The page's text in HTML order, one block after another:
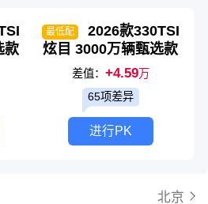
款
最低配
2026款330TSI
炫目 3000万辆甄选款
差值： +4.59万
65项差异
进行PK
北京